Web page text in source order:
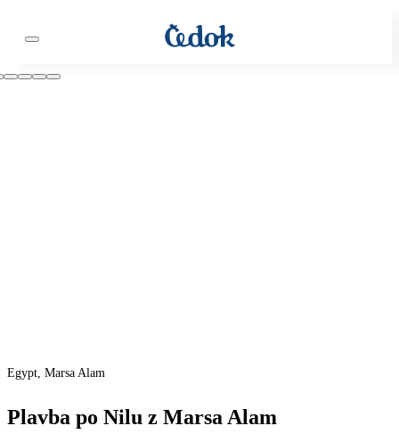
Egypt, Marsa Alam
Plavba po Nilu z Marsa Alam